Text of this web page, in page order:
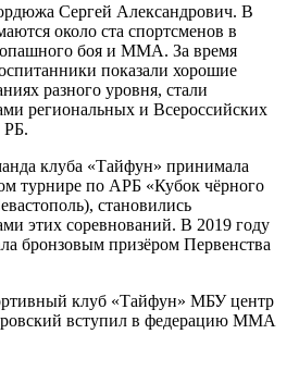
Сергей Александрович. В
около ста спортсменов в
боя и ММА. За время
показали хорошие
разного уровня, стали
региональных и Всероссийских
РБ.
клуба «Тайфун» принимала
турнире по АРБ «Кубок чёрного
становились
этих соревнований. В 2019 году
бронзовым призёром Первенства
клуб «Тайфун» МБУ центр
вступил в федерацию ММА